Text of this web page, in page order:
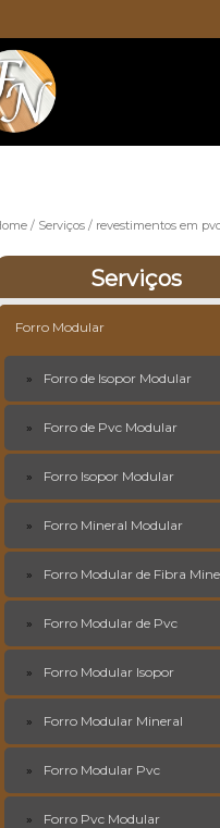
Serviços revestimentos em pvc
Serviços
Forro Modular
Forro de Isopor Modular
Forro de Pvc Modular
Forro Isopor Modular
Forro Mineral Modular
Forro Modular de Fibra
Forro Modular de Pvc
Forro Modular Isopor
Forro Modular Mineral
Forro Modular Pvc
Forro Pvc Modular